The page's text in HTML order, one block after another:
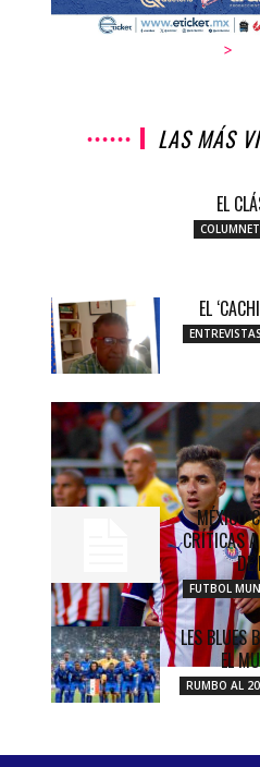
>
LAS MÁS
EL
EL
ENTREVISTAS
¡CON LA
MÉXICO
CRÍTICAS
DE
FUTBOL
LES BLUES
EL
RUMBO AL